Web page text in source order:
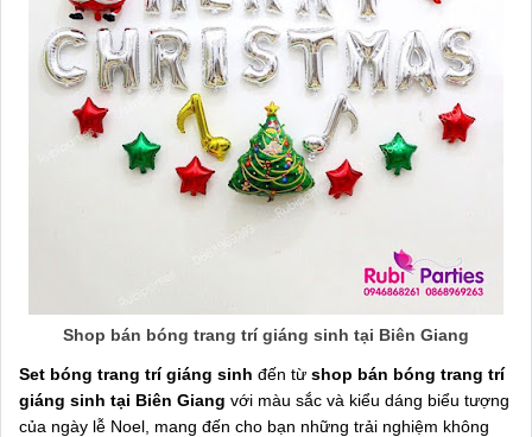
Shop bán bóng trang trí giáng sinh tại Biên Giang
Set bóng trang trí giáng sinh đến từ shop bán bóng trang trí
giáng sinh tại Biên Giang với màu sắc và kiểu dáng biểu tượng
của ngày lễ Noel, mang đến cho bạn những trải nghiệm không